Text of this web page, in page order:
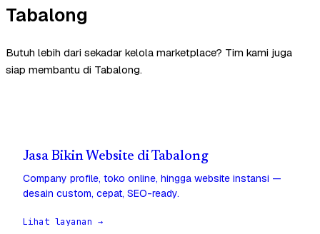
Tabalong
Butuh lebih dari sekadar kelola marketplace? Tim kami juga
siap membantu di Tabalong.
Jasa Bikin Website di Tabalong
Company profile, toko online, hingga website instansi —
desain custom, cepat, SEO-ready.
Lihat layanan →